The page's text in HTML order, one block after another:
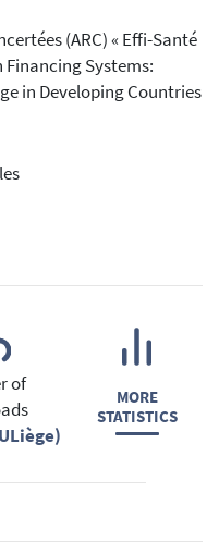
(ARC) « Effi-Santé
Systems:
in Developing Countries
of
MORE
STATISTICS